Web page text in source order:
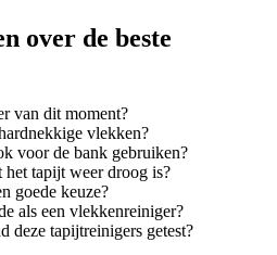
over de beste
van dit moment?
vlekken?
voor de bank gebruiken?
tapijt weer droog is?
goede keuze?
als een vlekkenreiniger?
deze tapijtreinigers getest?